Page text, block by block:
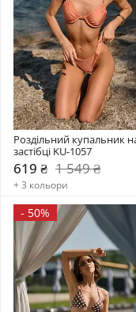
Роздільний купальник
застібці KU-1057
619 ₴ 1 549 ₴
+ 3 кольори
- 50%